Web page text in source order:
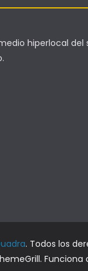
hiperlocal del
. Todos los
Funciona